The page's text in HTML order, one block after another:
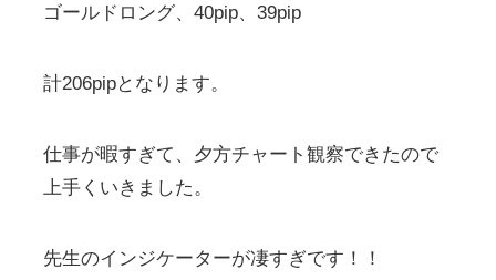
ゴールドロング、40pip、39pip
計206pipとなります。
仕事が暇すぎて、夕方チャート観察できたので
上手くいきました。
先生のインジケーターが凄すぎです！！